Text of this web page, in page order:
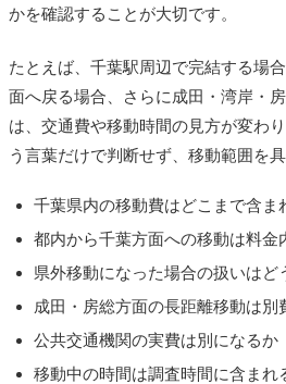
かを確認することが大切です。
たとえば、千葉駅周辺で完結する場
面へ戻る場合、さらに成田・湾岸・
は、交通費や移動時間の見方が変わ
う言葉だけで判断せず、移動範囲を
千葉県内の移動費はどこまで含ま
都内から千葉方面への移動は料金
県外移動になった場合の扱いはど
成田・房総方面の長距離移動は別
公共交通機関の実費は別になるか
移動中の時間は調査時間に含まれ